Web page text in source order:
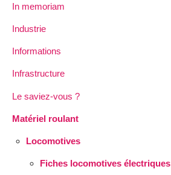
In memoriam
Industrie
Informations
Infrastructure
Le saviez-vous ?
Matériel roulant
Locomotives
Fiches locomotives électriques